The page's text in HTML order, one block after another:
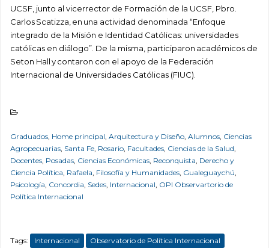
UCSF, junto al vicerrector de Formación de la UCSF, Pbro.
Carlos Scatizza, en una actividad denominada “Enfoque
integrado de la Misión e Identidad Católicas: universidades
católicas en diálogo”. De la misma, participaron académicos de
Seton Hall y contaron con el apoyo de la Federación
Internacional de Universidades Católicas (FIUC).
Graduados, Home principal, Arquitectura y Diseño, Alumnos, Ciencias
Agropecuarias, Santa Fe, Rosario, Facultades, Ciencias de la Salud,
Docentes, Posadas, Ciencias Económicas, Reconquista, Derecho y
Ciencia Política, Rafaela, Filosofía y Humanidades, Gualeguaychú,
Psicología, Concordia, Sedes, Internacional, OPI Observartorio de
Política Internacional
Tags: Internacional
Observatorio de Política Internacional